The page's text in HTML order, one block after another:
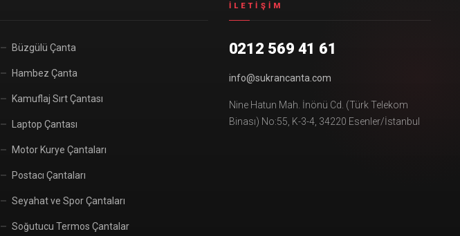
Büzgülü Çanta
Hambez Çanta
Kamuflaj Sırt Çantası
Laptop Çantası
Motor Kurye Çantaları
Postacı Çantaları
Seyahat ve Spor Çantaları
Soğutucu Termos Çantalar
İLETIŞIM
0212 569 41 61
info@sukrancanta.com
Nine Hatun Mah. İnönü Cd. (Türk Telekom
Binası) No:55, K-3-4, 34220 Esenler/İstanbul